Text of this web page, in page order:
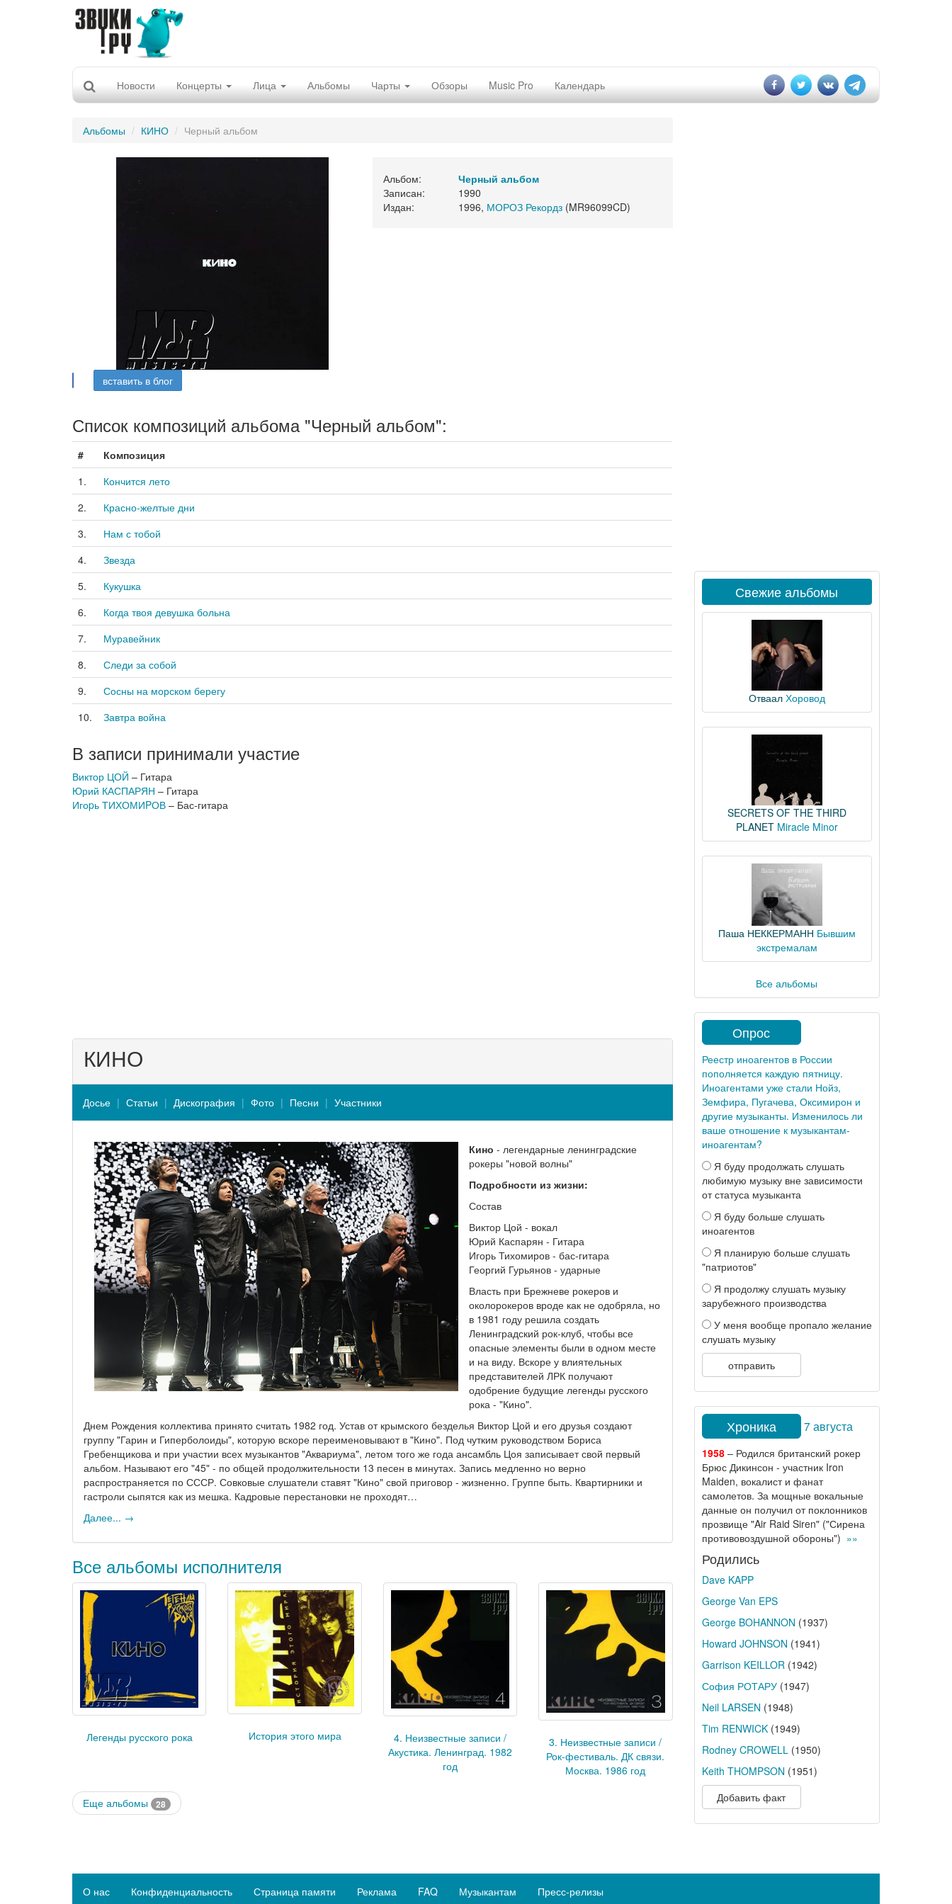
Новости Концерты Лица Альбомы Чарты Обзоры Music Pro Календарь
Альбомы КИНО Черный альбом
Альбом:
Черный альбом
Записан:
1990
Издан:
1996, МОРОЗ Рекордз(MR96099CD)
вставить в блог
Список композиций альбома "Черный альбом":
#
Композиция
1.
Кончится лето
2.
Красно-желтые дни
3.
Нам с тобой
4.
Звезда
5.
Кукушка
6.
Когда твоя девушка больна
7.
Муравейник
8.
Следи за собой
9.
Сосны на морском берегу
10.
Завтра война
В записи принимали участие
Виктор ЦОЙ – Гитара
Юрий КАСПАРЯН – Гитара
Игоpь ТИХОМИPОВ – Бас-гитара
КИНО
Досье Статьи Дискография Фото Песни Участники
Кино - легендарные ленинградские
рокеры "новой волны"
Подробности из жизни:
Состав
Виктор Цой - вокал
Юрий Каспарян - Гитара
Игорь Тихомиров - бас-гитара
Георгий Гурьянов - ударные
Власть при Брежневе рокеров и
околорокеров вроде как не одобряла, но
в 1981 году решила создать
Ленинградский рок-клуб, чтобы все
опасные элементы были в одном месте
и на виду. Вскоре у влиятельных
представителей ЛРК получают
одобрение будущие легенды русского
рока - "Кино".
Днем Рождения коллектива принято считать 1982 год. Устав от крымского безделья Виктор Цой и его друзья создают
группу "Гарин и Гиперболоиды", которую вскоре переименовывают в "Кино". Под чутким руководством Бориса
Гребенщикова и при участии всех музыкантов "Аквариума", летом того же года ансамбль Цоя записывает свой первый
альбом. Называют его "45" - по общей продолжительности 13 песен в минутах. Запись медленно но верно
распространяется по СССР. Совковые слушатели ставят "Кино" свой приговор - жизненно. Группе быть. Квартирники и
гастроли сыпятся как из мешка. Кадровые перестановки не проходят…
Далее... →
Все альбомы исполнителя
Легенды русского рока История этого мира
4. Неизвестные записи /
Акустика. Ленинград. 1982
год
3. Неизвестные записи /
Рок-фестиваль. ДК связи.
Москва. 1986 год
Еще альбомы 28
Свежие альбомы
Отваал Хоровод
SECRETS OF THE THIRD
PLANET Miracle Minor
Паша НЕККЕРМАНН Бывшим
экстремалам
Все альбомы
Опрос
Реестр иноагентов в России
пополняется каждую пятницу.
Иноагентами уже стали Нойз,
Земфира, Пугачева, Оксимирон и
другие музыканты. Изменилось ли
ваше отношение к музыкантам-
иноагентам?
Я буду продолжать слушать
любимую музыку вне зависимости
от статуса музыканта
Я буду больше слушать
иноагентов
Я планирую больше слушать
"патриотов"
Я продолжу слушать музыку
зарубежного производства
У меня вообще пропало желание
слушать музыку
отправить
Хроника 7 августа
1958– Родился британский рокер
Брюс Дикинсон - участник Iron
Maiden, вокалист и фанат
самолетов. За мощные вокальные
данные он получил от поклонников
прозвище "Air Raid Siren" ("Сирена
противовоздушной обороны") »»
Родились
Dave KAPP
George Van EPS
George BOHANNON (1937)
Howard JOHNSON (1941)
Garrison KEILLOR(1942)
София РОТАРУ(1947)
Neil LARSEN (1948)
Tim RENWICK(1949)
Rodney CROWELL(1950)
Keith THOMPSON (1951)
Добавить факт
О нас Конфиденциальность Страница памяти Реклама FAQ Музыкантам Пресс-релизы